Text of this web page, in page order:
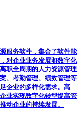
服务软件，集合了软件能
对企业业务发展和数字化
职全周期的人力资源管理
、考勤管理、绩效管理等
企业的多样化需求。高
业实现数字化转型提高管
动企业的持续发展。